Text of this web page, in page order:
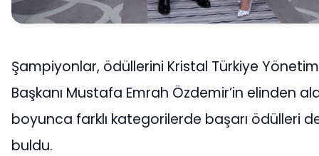
Şampiyonlar, ödüllerini Kristal Türkiye
Başkanı Mustafa Emrah Özdemir’in elinden
boyunca farklı kategorilerde başarı ödülleri
buldu.